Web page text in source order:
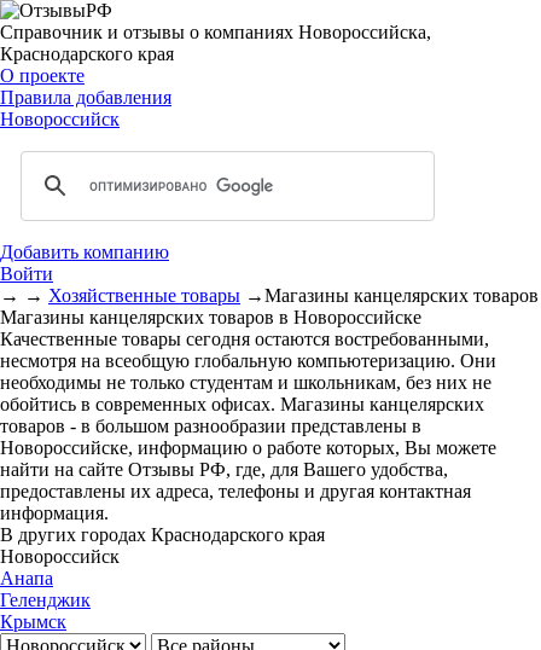
Справочник и отзывы о компаниях Новороссийска,
Краснодарского края
О проекте
Правила добавления
Новороссийск
Добавить компанию
Войти
→ → Хозяйственные товары →Магазины канцелярских товаров
Магазины канцелярских товаров в Новороссийске
Качественные товары сегодня остаются востребованными,
несмотря на всеобщую глобальную компьютеризацию. Они
необходимы не только студентам и школьникам, без них не
обойтись в современных офисах. Магазины канцелярских
товаров - в большом разнообразии представлены в
Новороссийске, информацию о работе которых, Вы можете
найти на сайте Отзывы РФ, где, для Вашего удобства,
предоставлены их адреса, телефоны и другая контактная
информация.
В других городах Краснодарского края
Новороссийск
Анапа
Геленджик
Крымск